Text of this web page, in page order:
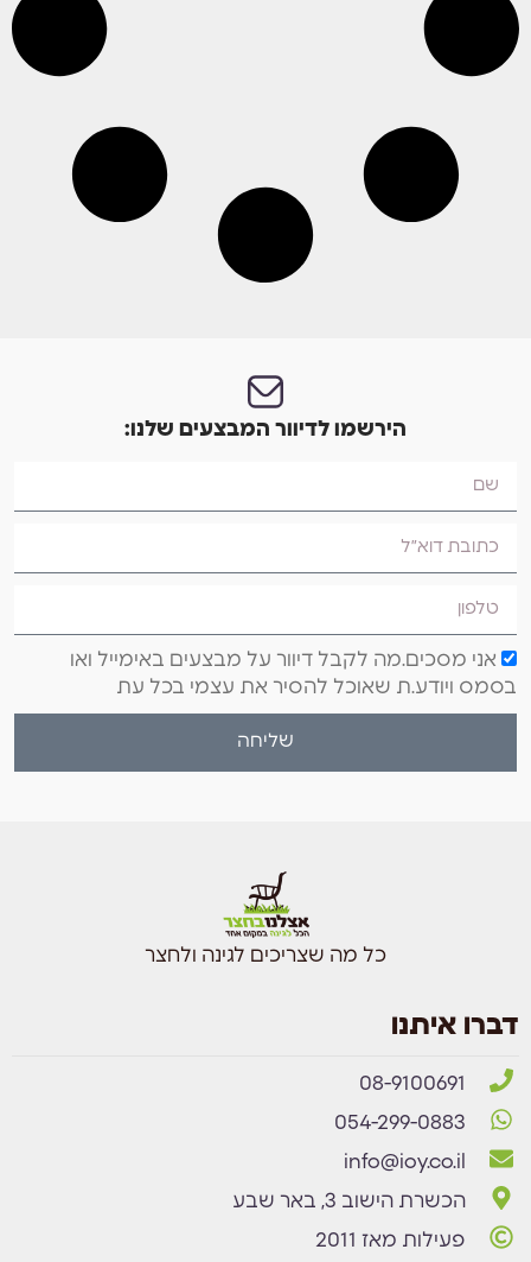
הירשמו לדיוור המבצעים שלנו:
אני מסכים.מה לקבל דיוור על מבצעים באימייל ואו
בסמס ויודע.ת שאוכל להסיר את עצמי בכל עת
שליחה
כל מה שצריכים לגינה ולחצר
דברו איתנו
08-9100691
054-299-0883
info@ioy.co.il
הכשרת הישוב 3, באר שבע
פעילות מאז 2011